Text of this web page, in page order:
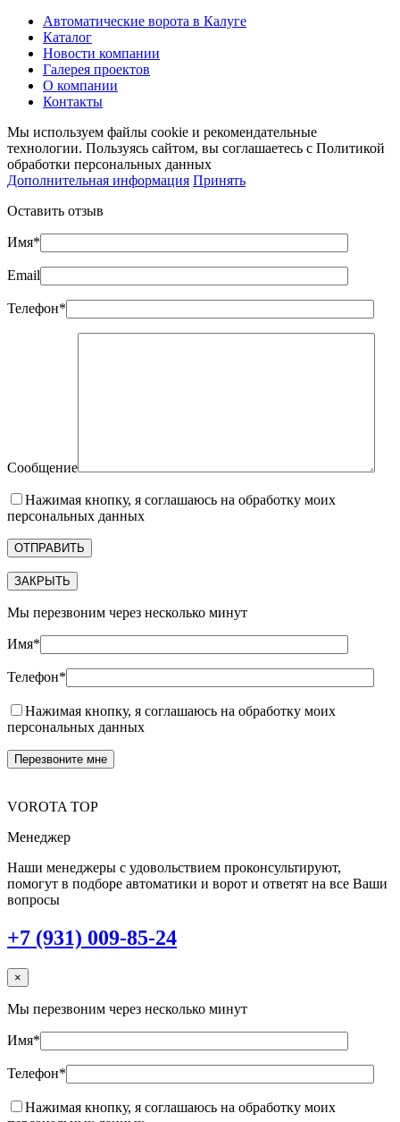
Автоматические ворота в Калуге
Каталог
Новости компании
Галерея проектов
О компании
Контакты
Мы используем файлы cookie и рекомендательные
технологии. Пользуясь сайтом, вы соглашаетесь с Политикой
обработки персональных данных
Дополнительная информация Принять
Оставить отзыв
Имя*
Email
Телефон*
Сообщение
Нажимая кнопку, я соглашаюсь на обработку моих
персональных данных
ЗАКРЫТЬ
Мы перезвоним через несколько минут
Имя*
Телефон*
Нажимая кнопку, я соглашаюсь на обработку моих
персональных данных
VOROTA TOP
Менеджер
Наши менеджеры с удовольствием проконсультируют,
помогут в подборе автоматики и ворот и ответят на все Ваши
вопросы
+7 (931) 009-85-24
×
Мы перезвоним через несколько минут
Имя*
Телефон*
Нажимая кнопку, я соглашаюсь на обработку моих